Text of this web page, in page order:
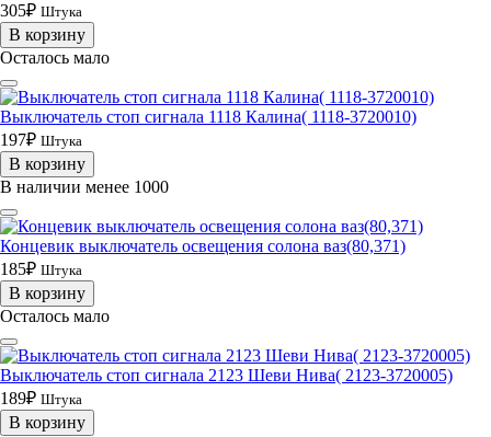
305₽ Штука
В корзину
Осталось мало
Выключатель стоп сигнала 1118 Калина( 1118-3720010)
197₽ Штука
В корзину
В наличии менее 1000
Концевик выключатель освещения солона ваз(80,371)
185₽ Штука
В корзину
Осталось мало
Выключатель стоп сигнала 2123 Шеви Нива( 2123-3720005)
189₽ Штука
В корзину